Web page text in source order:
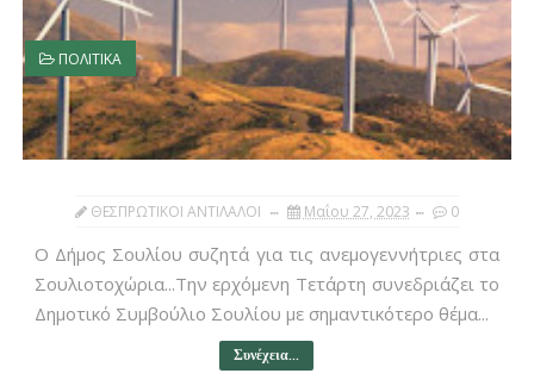
ΠΟΛΙΤΙΚΑ
ΘΕΣΠΡΩΤΙΚΟΙ ΑΝΤΙΛΑΛΟΙ Μαΐου 27, 2023 0
Ο Δήμος Σουλίου συζητά για τις ανεμογεννήτριες στα
Σουλιοτοχώρια...Την ερχόμενη Τετάρτη συνεδριάζει το
Δημοτικό Συμβούλιο Σουλίου με σημαντικότερο θέμα...
Συνέχεια...